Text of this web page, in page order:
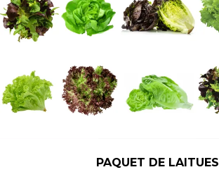
PAQUET DE LAITUES